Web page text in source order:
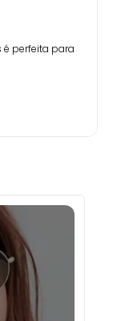
é perfeita para